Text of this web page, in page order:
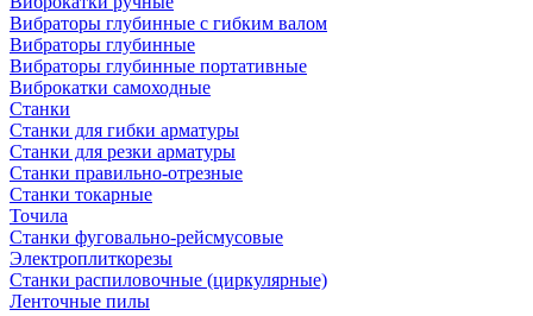
Вибраторы глубинные с гибким валом
Вибраторы глубинные
Вибраторы глубинные портативные
Виброкатки самоходные
Станки
Станки для гибки арматуры
Станки для резки арматуры
Станки правильно-отрезные
Станки токарные
Точила
Станки фуговально-рейсмусовые
Электроплиткорезы
Станки распиловочные (циркулярные)
Ленточные пилы